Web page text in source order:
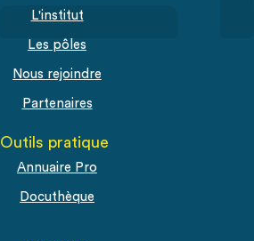
L'institut
Les pôles
Nous rejoindre
Partenaires
Outils pratique
Annuaire Pro
Docuthèque